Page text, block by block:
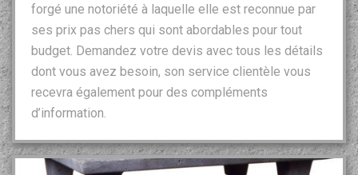
forgé une notoriété à laquelle elle est reconnue par
ses prix pas chers qui sont abordables pour tout
budget. Demandez votre devis avec tous les détails
dont vous avez besoin, son service clientèle vous
recevra également pour des compléments
d’information.